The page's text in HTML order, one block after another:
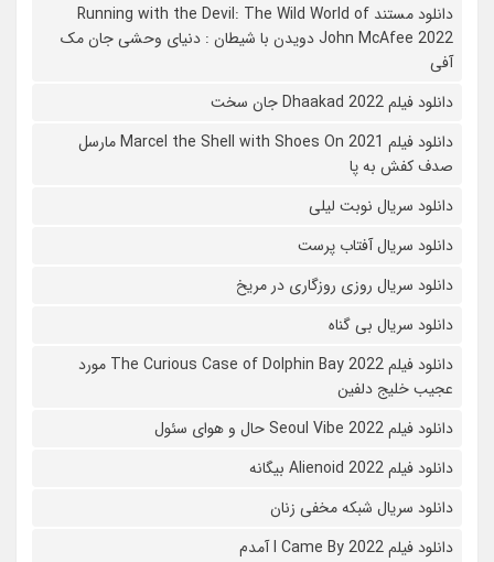
دانلود مستند Running with the Devil: The Wild World of
John McAfee 2022 دویدن با شیطان : دنیای وحشی جان مک
آفی
دانلود فیلم Dhaakad 2022 جان سخت
دانلود فیلم Marcel the Shell with Shoes On 2021 مارسل
صدف کفش به پا
دانلود سریال نوبت لیلی
دانلود سریال آفتاب پرست
دانلود سریال روزی روزگاری در مریخ
دانلود سریال بی گناه
دانلود فیلم The Curious Case of Dolphin Bay 2022 مورد
عجیب خلیج دلفین
دانلود فیلم Seoul Vibe 2022 حال و هوای سئول
دانلود فیلم Alienoid 2022 بیگانه
دانلود سریال شبکه مخفی زنان
دانلود فیلم I Came By 2022 آمدم